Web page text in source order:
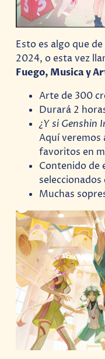
Esto es algo que
2024, o esta vez
Fuego, Musica y
Arte de 300
Durará 2
¿Y si Genshin
Aquí veremos
favoritos en
Contenido de
Muchas